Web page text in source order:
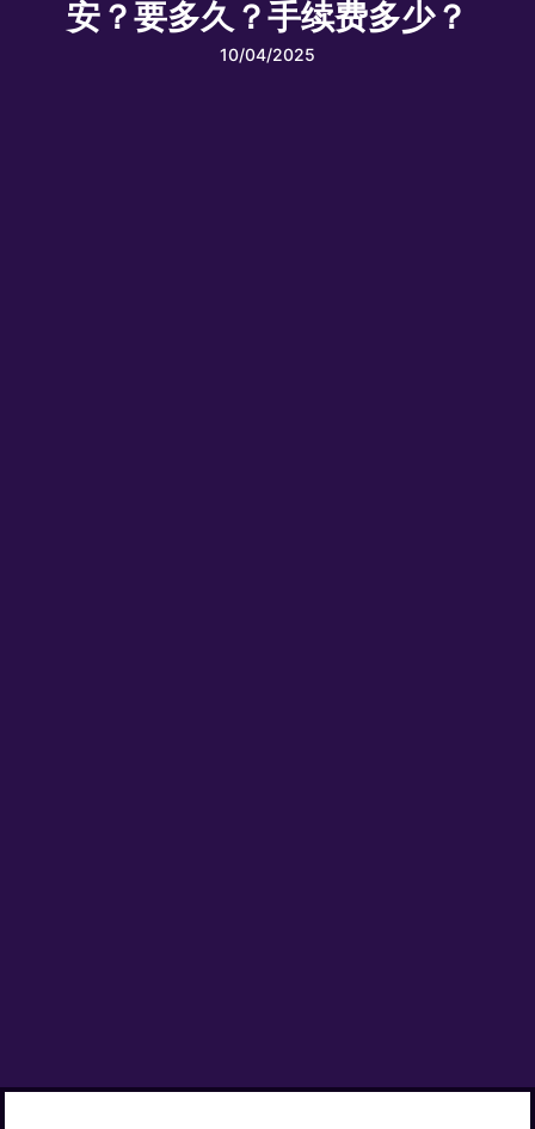
安？要多久？手续费多少？
10/04/2025